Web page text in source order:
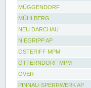
MÜGGENDORF
MÜHLBERG
NEU DARCHAU
NIEGRIPP AP
OSTERIFF MPM
OTTERNDORF MPM
OVER
PINNAU-SPERRWERK AP